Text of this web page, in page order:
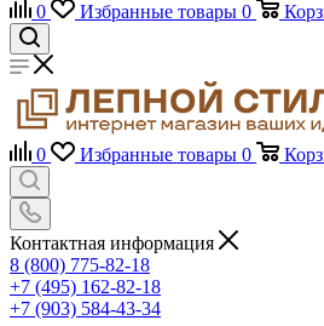
0 Избранные товары 0
0 Избранные товары 0
Контактная информация
8 (800) 775-82-18
+7 (495) 162-82-18
+7 (903) 584-43-34